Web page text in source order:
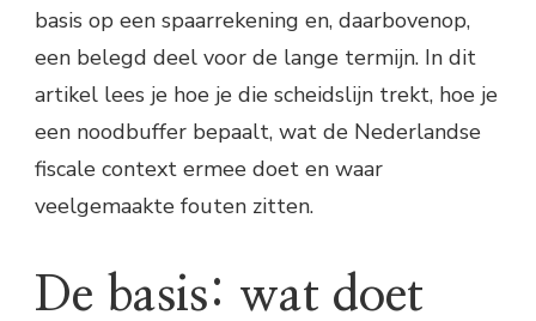
basis op een spaarrekening en, daarbovenop,
een belegd deel voor de lange termijn. In dit
artikel lees je hoe je die scheidslijn trekt, hoe je
een noodbuffer bepaalt, wat de Nederlandse
fiscale context ermee doet en waar
veelgemaakte fouten zitten.
De basis: wat doet